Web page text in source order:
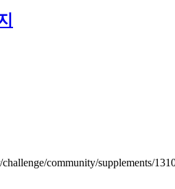
community/supplements/